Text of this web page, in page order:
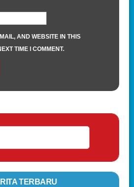
AND WEBSITE IN THIS
TIME I COMMENT.
TERBARU